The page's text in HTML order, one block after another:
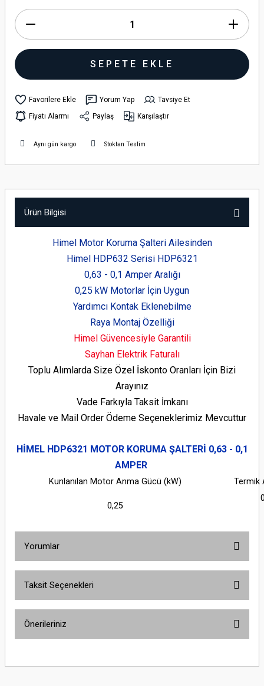
SEPETE EKLE
Yorum Yap
Tavsiye Et
Fiyatı Alarmı
Paylaş Karşılaştır
Aynı gün kargo Stoktan Teslim
Ürün Bilgisi
Himel Motor Koruma Şalteri Ailesinden
Himel HDP632 Serisi HDP6321
0,63 - 0,1 Amper Aralığı
0,25 kW Motorlar İçin Uygun
Yardımcı Kontak Eklenebilme
Raya Montaj Özelliği
Himel Güvencesiyle Garantili
Sayhan Elektrik Faturalı
Toplu Alımlarda Size Özel İskonto Oranları İçin Bizi
Arayınız
Vade Farkıyla Taksit İmkanı
Havale ve Mail Order Ödeme Seçeneklerimiz Mevcuttur
HİMEL HDP6321 MOTOR KORUMA ŞALTERİ 0,63 - 0,1
AMPER
Kunlanılan Motor Anma Gücü (kW) Termik
0,25
Yorumlar
Taksit Seçenekleri
Önerileriniz
yetersiz gördüğünüz noktaları öneri formunu kullanarak tarafımıza